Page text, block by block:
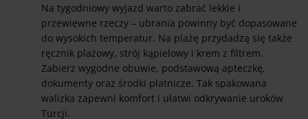
Na tygodniowy wyjazd warto zabrać lekkie i
przewiewne rzeczy – ubrania powinny być dopasowane
do wysokich temperatur. Na plażę przydadzą się także
ręcznik plażowy, strój kąpielowy i krem z filtrem.
Zabierz wygodne obuwie, podstawową apteczkę,
dokumenty oraz środki płatnicze. Tak spakowana
walizka zapewni komfort i ułatwi odkrywanie uroków
Turcji.